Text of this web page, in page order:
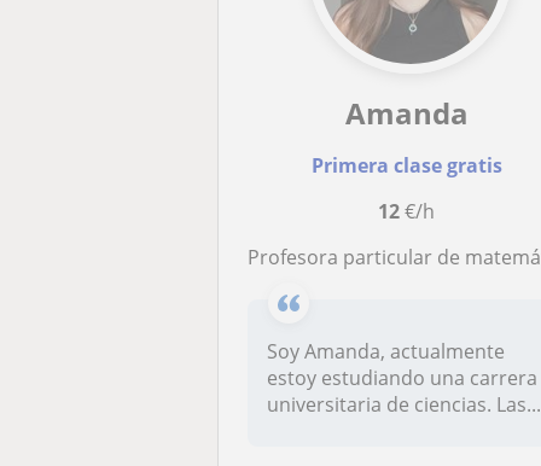
Amanda
Primera clase gratis
12€/h
profesora particular de matemáticas básicas para niños de 12 a 17
Soy Amanda, actualmente
estoy estudiando una carrera
universitaria de ciencias. Las...